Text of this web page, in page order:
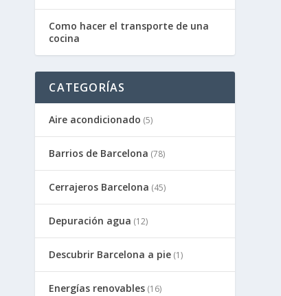
Como hacer el transporte de una
cocina
CATEGORÍAS
Aire acondicionado (5)
Barrios de Barcelona (78)
Cerrajeros Barcelona (45)
Depuración agua (12)
Descubrir Barcelona a pie (1)
Energías renovables (16)